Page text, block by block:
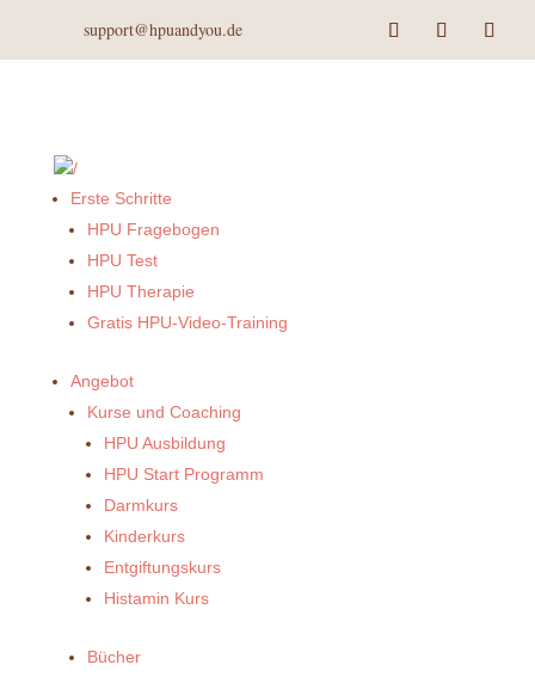
support@hpuandyou.de
Erste Schritte
HPU Fragebogen
HPU Test
HPU Therapie
Gratis HPU-Video-Training
Angebot
Kurse und Coaching
HPU Ausbildung
HPU Start Programm
Darmkurs
Kinderkurs
Entgiftungskurs
Histamin Kurs
Bücher